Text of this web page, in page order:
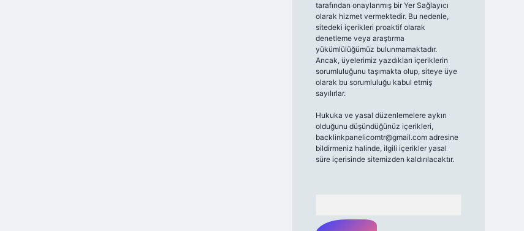
tarafından onaylanmış bir Yer Sağlayıcı
olarak hizmet vermektedir. Bu nedenle,
sitedeki içerikleri proaktif olarak
denetleme veya araştırma
yükümlülüğümüz bulunmamaktadır.
Ancak, üyelerimiz yazdıkları içeriklerin
sorumluluğunu taşımakta olup, siteye üye
olarak bu sorumluluğu kabul etmiş
sayılırlar.
Hukuka ve yasal düzenlemelere aykırı
olduğunu düşündüğünüz içerikleri,
backlinkpanelicomtr@gmail.comadresine
bildirmeniz halinde, ilgili içerikler yasal
süre içerisinde sitemizden kaldırılacaktır.